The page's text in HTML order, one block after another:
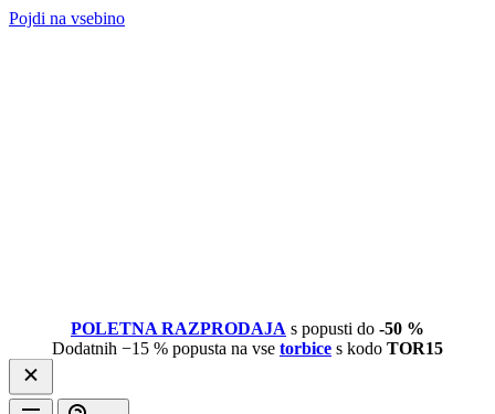
Pojdi na vsebino
POLETNA RAZPRODAJA s popusti do -50 %
Dodatnih −15 % popusta na vse torbice s kodo TOR15